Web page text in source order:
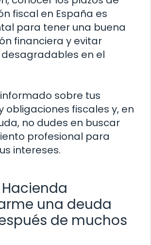
fiscal en España es
para tener una buena
financiera y evitar
en el
sobre tus
obligaciones fiscales y, en
no dudes en buscar
profesional para
intereses.
una deuda
de muchos